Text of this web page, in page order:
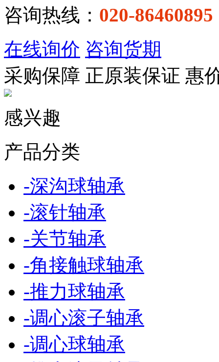
咨询热线： 020-86460895
在线询价 咨询货期
采购保障 正原装保证 惠
感兴趣
产品分类
-深沟球轴承
-滚针轴承
-关节轴承
-角接触球轴承
-推力球轴承
-调心滚子轴承
-调心球轴承